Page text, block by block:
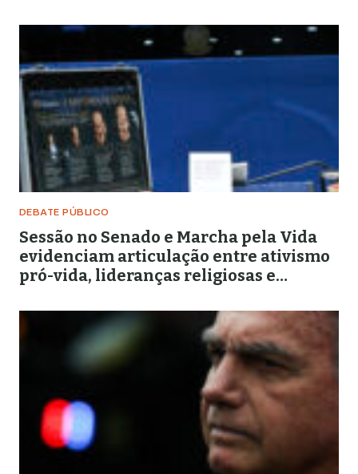
DEBATE PÚBLICO
Sessão no Senado e Marcha pela Vida
evidenciam articulação entre ativismo
pró-vida, lideranças religiosas e